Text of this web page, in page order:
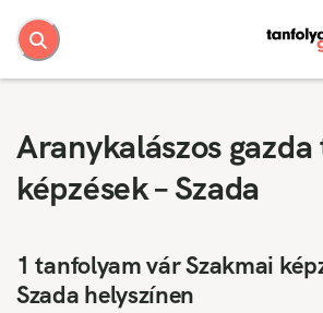
Aranykalászos
képzések – Szada
1 tanfolyam vár Szakmai
Szada helyszínen